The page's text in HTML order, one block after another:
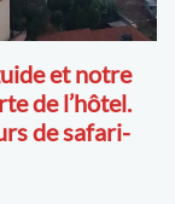
et notre
de l’hôtel.
de safari-